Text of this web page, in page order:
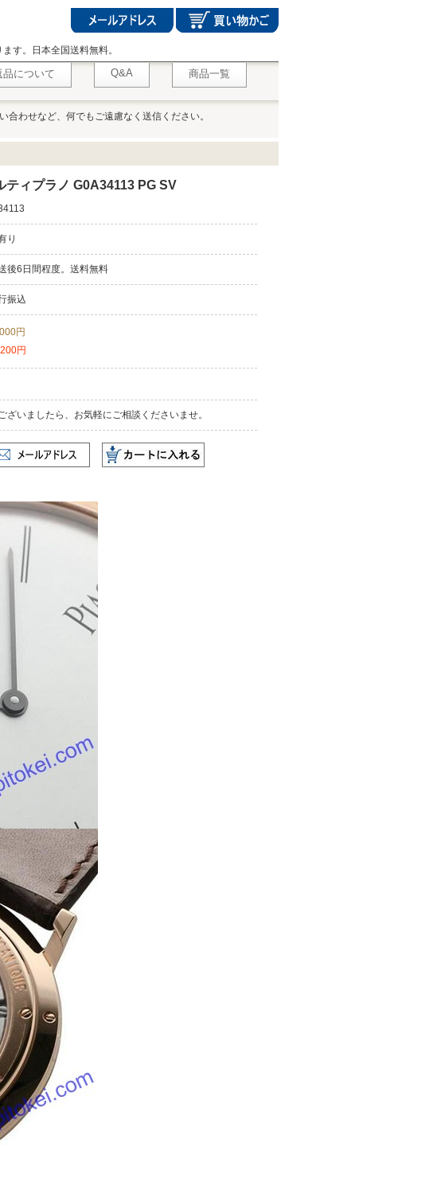
す。日本全国送料無料。
品について Q&A 商品一覧
合わせなど、何でもご遠慮なく送信ください。
ティプラノ G0A34113 PG SV
り
後6日間程度。送料無料
振込
円
円
ざいましたら、お気軽にご相談くださいませ。